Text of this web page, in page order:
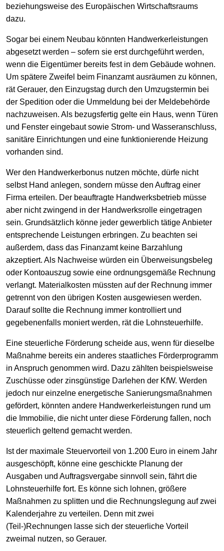
beziehungsweise des Europäischen Wirtschaftsraums
dazu.
Sogar bei einem Neubau könnten Handwerkerleistungen
abgesetzt werden – sofern sie erst durchgeführt werden,
wenn die Eigentümer bereits fest in dem Gebäude wohnen.
Um spätere Zweifel beim Finanzamt ausräumen zu können,
rät Gerauer, den Einzugstag durch den Umzugstermin bei
der Spedition oder die Ummeldung bei der Meldebehörde
nachzuweisen. Als bezugsfertig gelte ein Haus, wenn Türen
und Fenster eingebaut sowie Strom- und Wasseranschluss,
sanitäre Einrichtungen und eine funktionierende Heizung
vorhanden sind.
Wer den Handwerkerbonus nutzen möchte, dürfe nicht
selbst Hand anlegen, sondern müsse den Auftrag einer
Firma erteilen. Der beauftragte Handwerksbetrieb müsse
aber nicht zwingend in der Handwerksrolle eingetragen
sein. Grundsätzlich könne jeder gewerblich tätige Anbieter
entsprechende Leistungen erbringen. Zu beachten sei
außerdem, dass das Finanzamt keine Barzahlung
akzeptiert. Als Nachweise würden ein Überweisungsbeleg
oder Kontoauszug sowie eine ordnungsgemäße Rechnung
verlangt. Materialkosten müssten auf der Rechnung immer
getrennt von den übrigen Kosten ausgewiesen werden.
Darauf sollte die Rechnung immer kontrolliert und
gegebenenfalls moniert werden, rät die Lohnsteuerhilfe.
Eine steuerliche Förderung scheide aus, wenn für dieselbe
Maßnahme bereits ein anderes staatliches Förderprogramm
in Anspruch genommen wird. Dazu zählten beispielsweise
Zuschüsse oder zinsgünstige Darlehen der KfW. Werden
jedoch nur einzelne energetische Sanierungsmaßnahmen
gefördert, könnten andere Handwerkerleistungen rund um
die Immobilie, die nicht unter diese Förderung fallen, noch
steuerlich geltend gemacht werden.
Ist der maximale Steuervorteil von 1.200 Euro in einem Jahr
ausgeschöpft, könne eine geschickte Planung der
Ausgaben und Auftragsvergabe sinnvoll sein, fährt die
Lohnsteuerhilfe fort. Es könne sich lohnen, größere
Maßnahmen zu splitten und die Rechnungslegung auf zwei
Kalenderjahre zu verteilen. Denn mit zwei
(Teil-)Rechnungen lasse sich der steuerliche Vorteil
zweimal nutzen, so Gerauer.